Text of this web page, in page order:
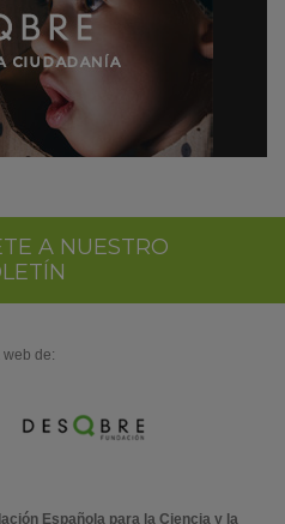
A NUESTRO
web de:
Española para la Ciencia y la